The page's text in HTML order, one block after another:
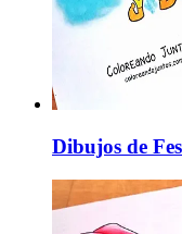
Dibujos de